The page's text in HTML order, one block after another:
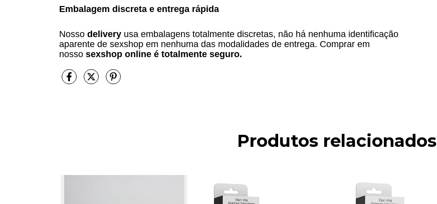
Embalagem discreta e entrega rápida
Nosso delivery usa embalagens totalmente discretas, não há nenhuma identificação
aparente de sexshop em nenhuma das modalidades de entrega. Comprar em
nosso sexshop online é totalmente seguro.
Produtos relacionados